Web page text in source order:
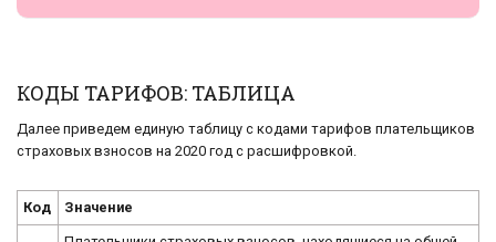
КОДЫ ТАРИФОВ: ТАБЛИЦА
Далее приведем единую таблицу с кодами тарифов плательщиков
страховых взносов на 2020 год с расшифровкой.
Код Значение